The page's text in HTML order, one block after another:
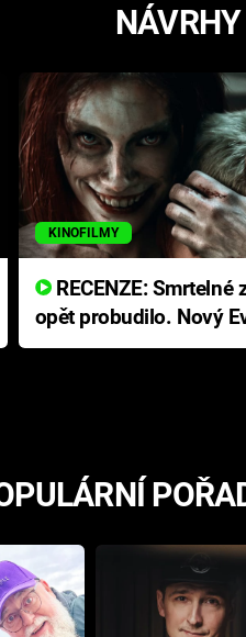
KINOFILMY
RECENZE: Smrtelné zlo se
opět probudilo. Nový
přichází s